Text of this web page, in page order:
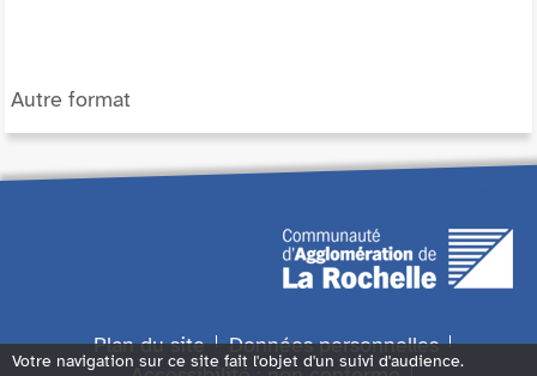
Autre format
Plan du site
Données personnelles
Votre navigation sur ce site fait l'objet d'un suivi d'audience.